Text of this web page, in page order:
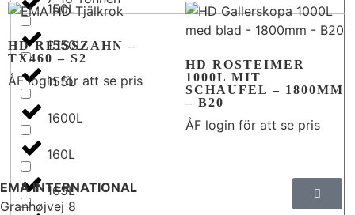
150L
1550L
155L
1600L
160L
165L
HD REISSZAHN –
TX460 – S2
ÅF login för att se pris
HD ROSTEIMER
1000L MIT
SCHAUFEL – 1800MM
– B20
ÅF login för att se pris
EMA INTERNATIONAL
Granhøjvej 8